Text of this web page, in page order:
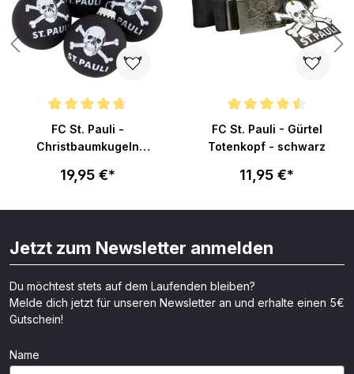
Durchschnittliche Bewertung von 4.8 von 5 Sternen
FC St. Pauli -
Christbaumkugeln
19,95 €*
Durchschnittliche Bewertung
FC St. Pauli - Gürtel
Totenkopf - schwarz
11,95 €*
Jetzt zum Newsletter anmelden
Du möchtest stets auf dem Laufenden bleiben?
Melde dich jetzt für unseren Newsletter an und erhalte einen 5€
Gutschein!
Name